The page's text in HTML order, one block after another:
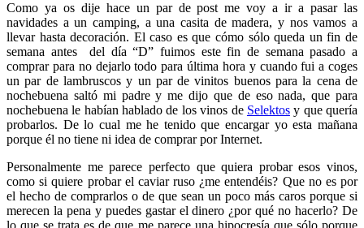
Como ya os dije hace un par de post me voy a ir a pasar las
navidades a un camping, a una casita de madera, y nos vamos a
llevar hasta decoración. El caso es que cómo sólo queda un fin de
semana antes del día “D” fuimos este fin de semana pasado a
comprar para no dejarlo todo para última hora y cuando fui a coges
un par de lambruscos y un par de vinitos buenos para la cena de
nochebuena saltó mi padre y me dijo que de eso nada, que para
nochebuena le habían hablado de los vinos de Selektosy que quería
probarlos. De lo cual me he tenido que encargar yo esta mañana
porque él no tiene ni idea de comprar por Internet.
Personalmente me parece perfecto que quiera probar esos vinos,
como si quiere probar el caviar ruso ¿me entendéis? Que no es por
el hecho de comprarlos o de que sean un poco más caros porque si
merecen la pena y puedes gastar el dinero ¿por qué no hacerlo? De